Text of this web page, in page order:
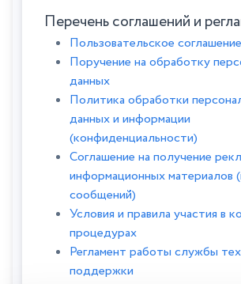
Перечень соглашений и
Пользовательское соглашение
Поручение на обработку
данных
Политика обработки
данных и информации
(конфиденциальности)
Соглашение на получение
информационных материалов
сообщений)
Условия и правила участия в
процедурах
Регламент работы службы
поддержки